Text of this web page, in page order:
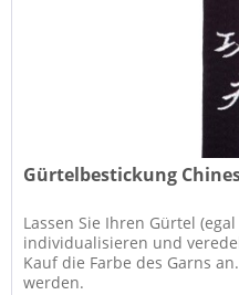
Gürtelbestickung
Lassen Sie Ihren Gürtel
individualisieren und
Kauf die Farbe des Garns
werden.